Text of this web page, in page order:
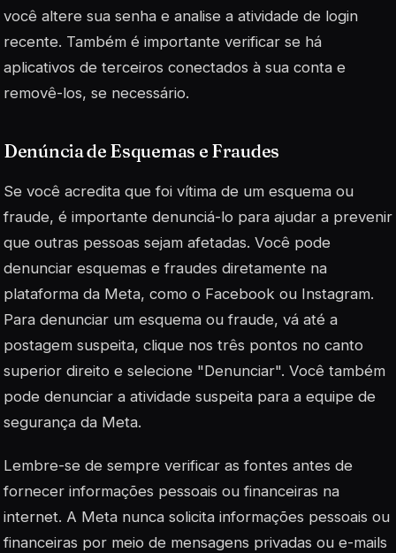
você altere sua senha e analise a atividade de login
recente. Também é importante verificar se há
aplicativos de terceiros conectados à sua conta e
removê-los, se necessário.
Denúncia de Esquemas e Fraudes
Se você acredita que foi vítima de um esquema ou
fraude, é importante denunciá-lo para ajudar a prevenir
que outras pessoas sejam afetadas. Você pode
denunciar esquemas e fraudes diretamente na
plataforma da Meta, como o Facebook ou Instagram.
Para denunciar um esquema ou fraude, vá até a
postagem suspeita, clique nos três pontos no canto
superior direito e selecione "Denunciar". Você também
pode denunciar a atividade suspeita para a equipe de
segurança da Meta.
Lembre-se de sempre verificar as fontes antes de
fornecer informações pessoais ou financeiras na
internet. A Meta nunca solicita informações pessoais ou
financeiras por meio de mensagens privadas ou e-mails